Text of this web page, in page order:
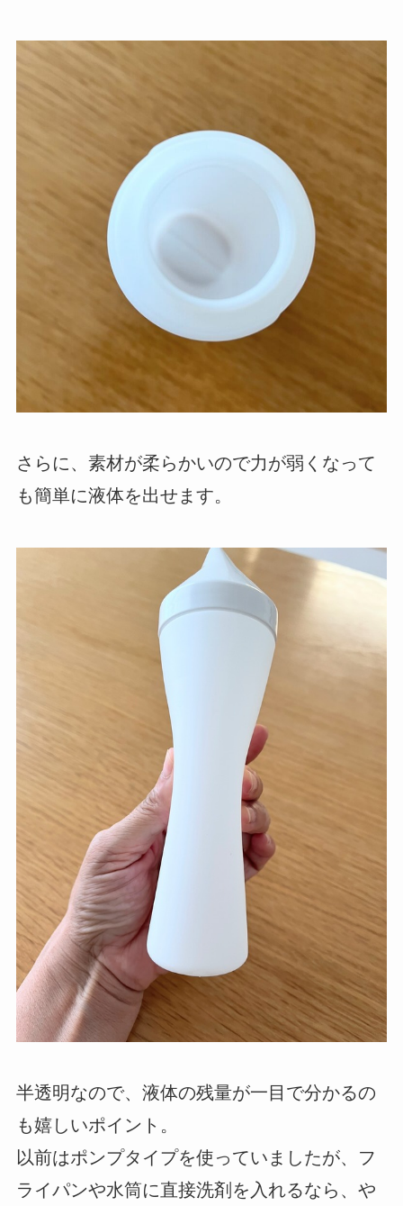
さらに、素材が柔らかいので力が弱くなって
も簡単に液体を出せます。
半透明なので、液体の残量が一目で分かるの
も嬉しいポイント。
以前はポンプタイプを使っていましたが、フ
ライパンや水筒に直接洗剤を入れるなら、や